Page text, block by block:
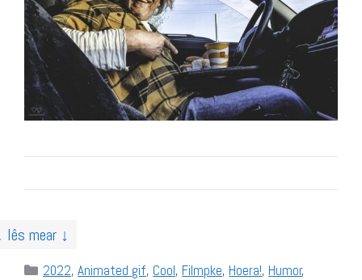
lês mear ↓
Categories
2022,Animated gif, Cool, Filmpke, Hoera!, Humor,